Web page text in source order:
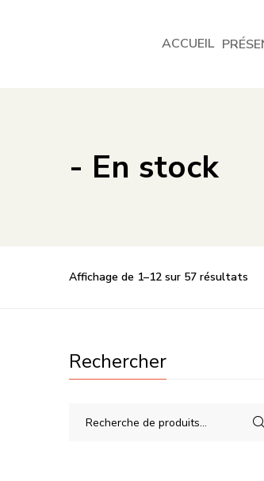
ACCUEIL
- En stock
Affichage de 1–12 sur 57 résultats
Rechercher